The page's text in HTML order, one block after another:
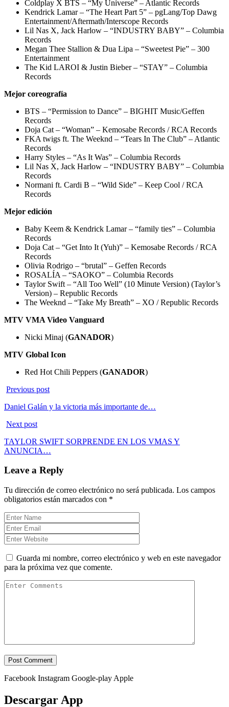
Coldplay X BTS – “My Universe” – Atlantic Records
Kendrick Lamar – “The Heart Part 5” – pgLang/Top Dawg
Entertainment/Aftermath/Interscope Records
Lil Nas X, Jack Harlow – “INDUSTRY BABY” – Columbia
Records
Megan Thee Stallion & Dua Lipa – “Sweetest Pie” – 300
Entertainment
The Kid LAROI & Justin Bieber – “STAY” – Columbia
Records
Mejor coreografía
BTS – “Permission to Dance” – BIGHIT Music/Geffen
Records
Doja Cat – “Woman” – Kemosabe Records / RCA Records
FKA twigs ft. The Weeknd – “Tears In The Club” – Atlantic
Records
Harry Styles – “As It Was” – Columbia Records
Lil Nas X, Jack Harlow – “INDUSTRY BABY” – Columbia
Records
Normani ft. Cardi B – “Wild Side” – Keep Cool / RCA
Records
Mejor edición
Baby Keem & Kendrick Lamar – “family ties” – Columbia
Records
Doja Cat – “Get Into It (Yuh)” – Kemosabe Records / RCA
Records
Olivia Rodrigo – “brutal” – Geffen Records
ROSALÍA – “SAOKO” – Columbia Records
Taylor Swift – “All Too Well” (10 Minute Version) (Taylor’s
Version) – Republic Records
The Weeknd – “Take My Breath” – XO / Republic Records
MTV VMA Video Vanguard
Nicki Minaj (GANADOR)
MTV Global Icon
Red Hot Chili Peppers (GANADOR)
Previous post
Daniel Galán y la victoria más importante de…
Next post
TAYLOR SWIFT SORPRENDE EN LOS VMAS Y
ANUNCIA…
Leave a Reply
Tu dirección de correo electrónico no será publicada. Los campos
obligatorios están marcados con *
Guarda mi nombre, correo electrónico y web en este navegador
para la próxima vez que comente.
Facebook Instagram Google-play Apple
Descargar App